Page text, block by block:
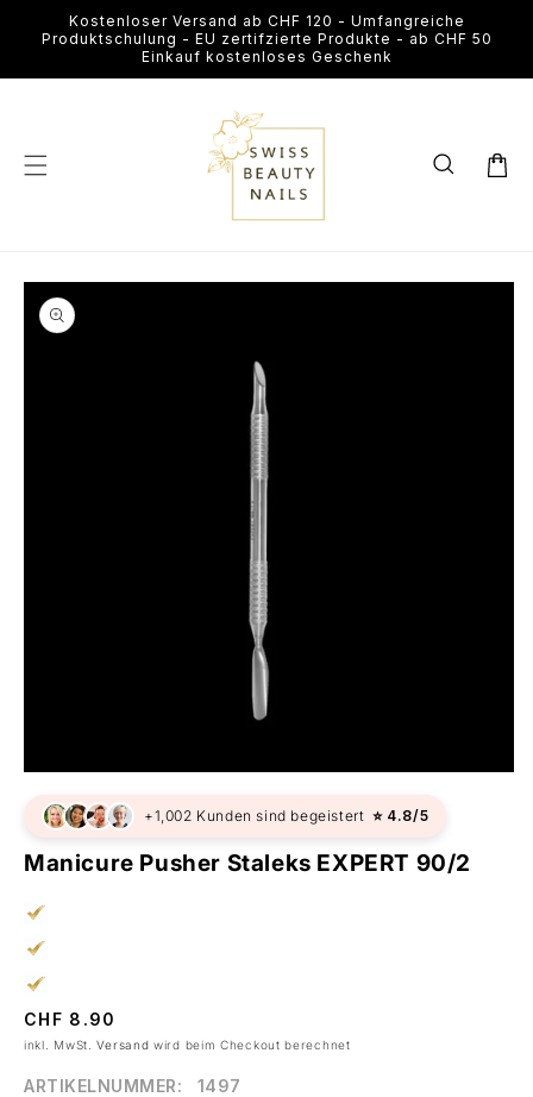
Inhalt
Kostenloser Versand ab CHF 120 - Umfangreiche
Produktschulung - EU zertifzierte Produkte - ab CHF 50
Einkauf kostenloses Geschenk
Medien
+1,002 Kunden sind begeistert ⭐ 4.8/5
Manicure Pusher Staleks EXPERT 90/2
Normaler
Preis
CHF 8.90
inkl. MwSt.Versand wird beim Checkout berechnet
ARTIKELNUMMER: 1497